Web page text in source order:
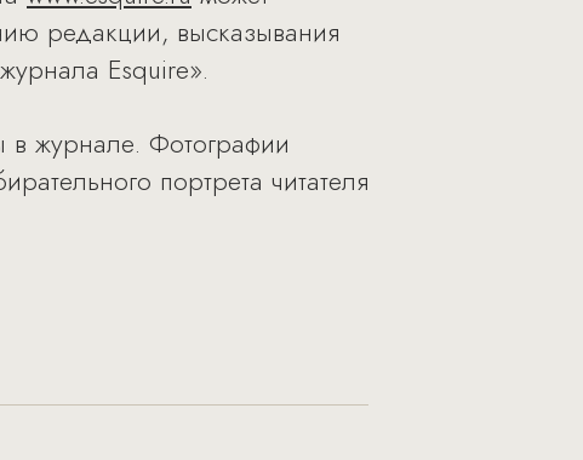
редакции, высказывания
Esquire».
в журнале. Фотографии
портрета читателя